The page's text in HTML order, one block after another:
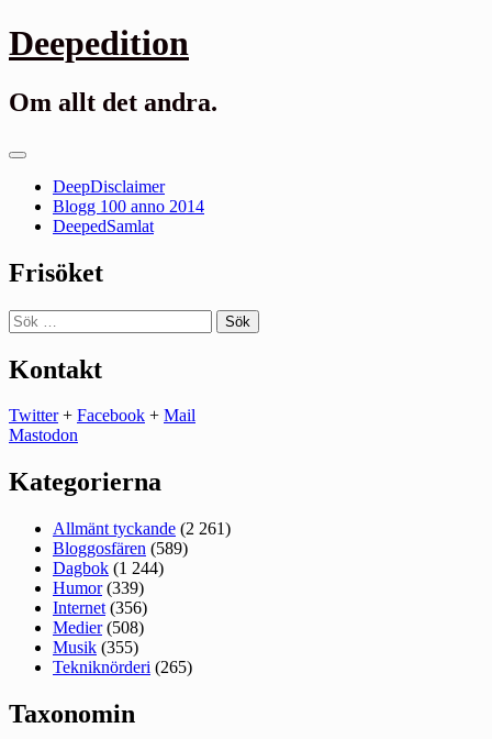
Gå
till
Deepedition
Om allt det andra.
Primär
DeepDisclaimer
Blogg 100 anno 2014
DeepedSamlat
Frisöket
Sök
efter:
Kontakt
Twitter+ Facebook + Mail
Mastodon
Kategorierna
Allmänt tyckande (2 261)
Bloggosfären (589)
Dagbok (1 244)
Humor(339)
Internet (356)
Medier(508)
Musik (355)
Tekniknörderi (265)
Taxonomin